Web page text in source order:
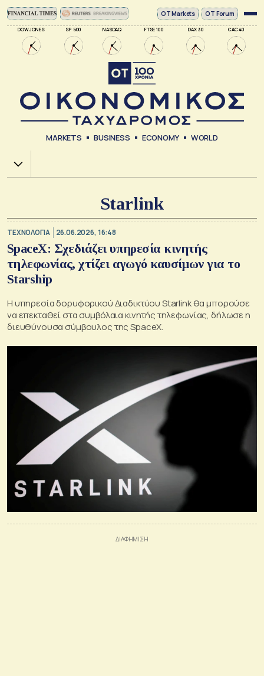
DOW JONES SP 500 NASDAQ FTSE 100 DAX 30 CAC 40
ΟΤ Markets OT Forum
MARKETS BUSINESS ECONOMY WORLD
Χ.Α.
Starlink
ΤΕΧΝΟΛΟΓΙΑ 26.06.2026, 16:48
SpaceX: Σχεδιάζει υπηρεσία κινητής
τηλεφωνίας, χτίζει αγωγό καυσίμων για το
Starship
H υπηρεσία δορυφορικού Διαδικτύου Starlink θα μπορούσε
να επεκταθεί στα συμβόλαια κινητής τηλεφωνίας, δήλωσε η
διευθύνουσα σύμβουλος της SpaceX.